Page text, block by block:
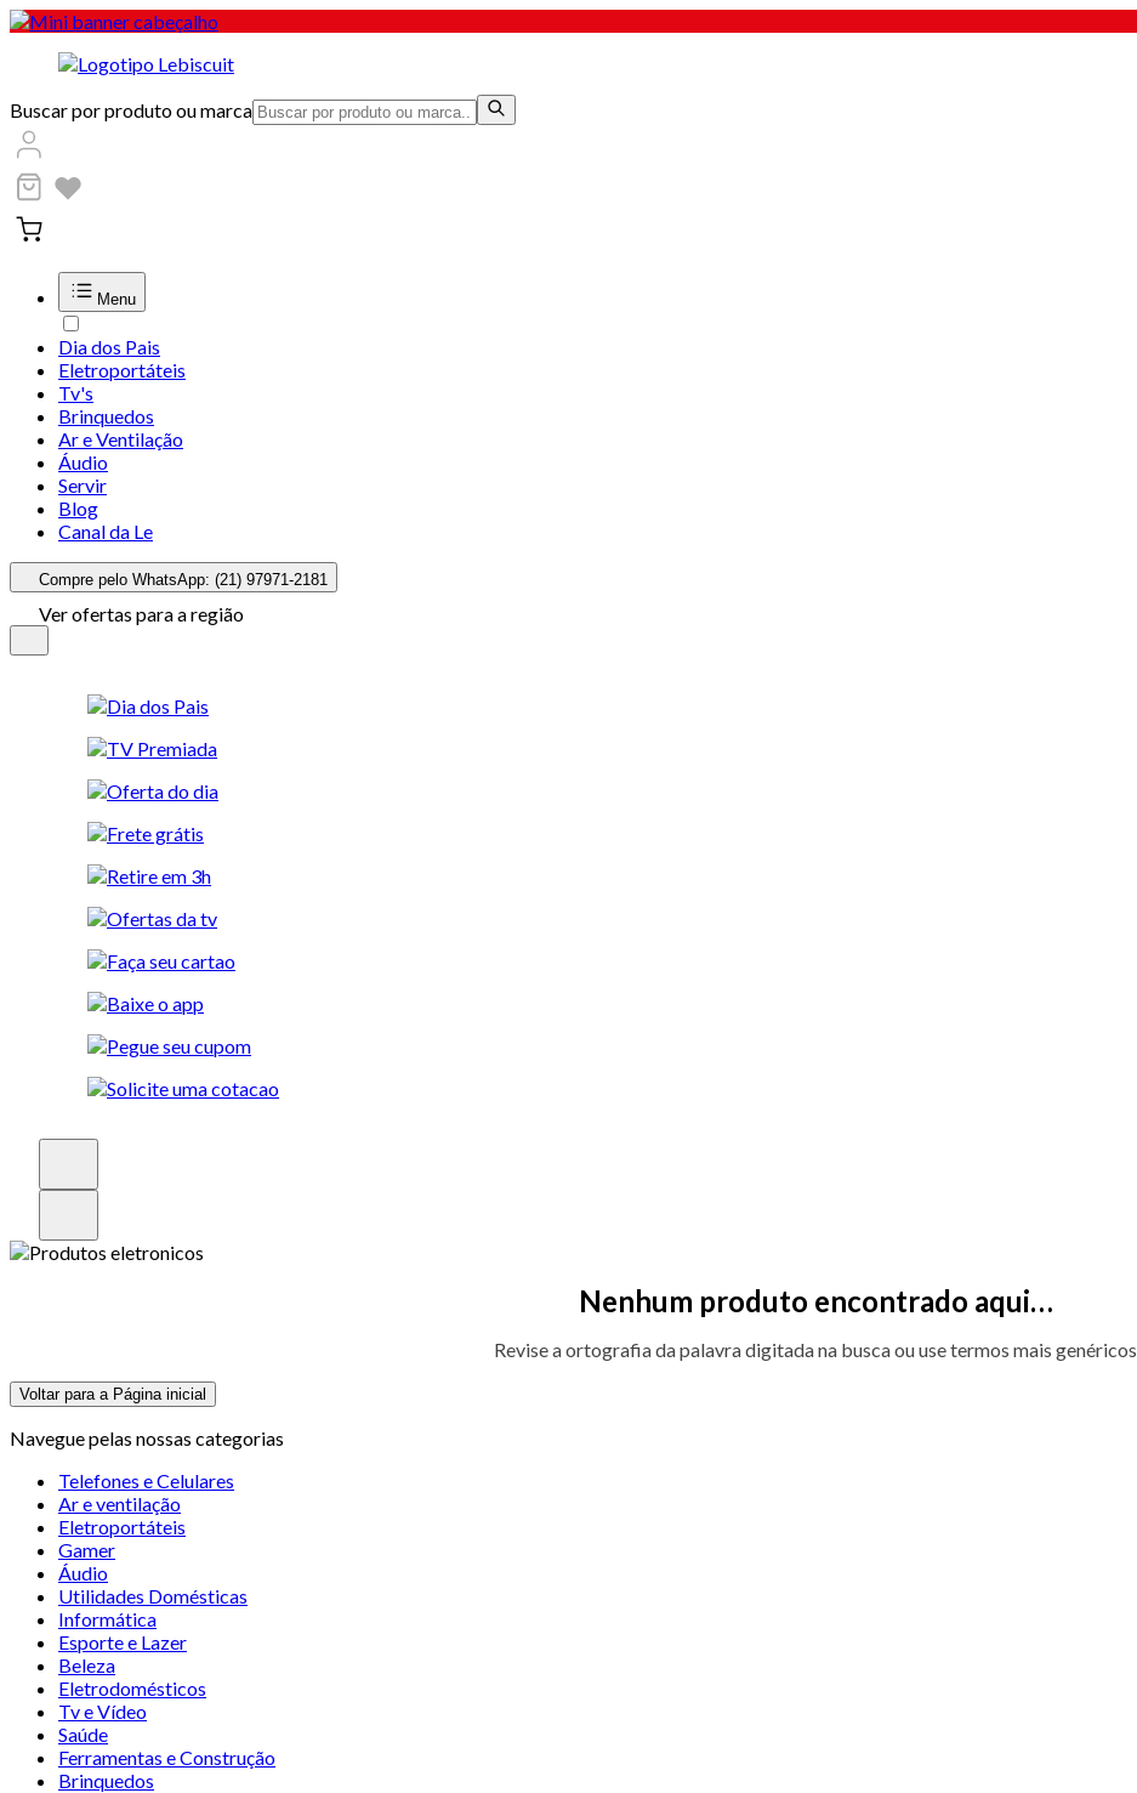
Buscar por produto ou marca
Menu
Dia dos Pais
Eletroportáteis
Tv's
Brinquedos
Ar e Ventilação
Áudio
Servir
Blog
Canal da Le
Compre pelo WhatsApp: (21) 97971-2181
Ver ofertas para a região
Nenhum produto encontrado aqui…
Revise a ortografia da palavra digitada na busca ou use termos mais genéricos
Voltar para a Página inicial
Navegue pelas nossas categorias
Telefones e Celulares
Ar e ventilação
Eletroportáteis
Gamer
Áudio
Utilidades Domésticas
Informática
Esporte e Lazer
Beleza
Eletrodomésticos
Tv e Vídeo
Saúde
Ferramentas e Construção
Brinquedos